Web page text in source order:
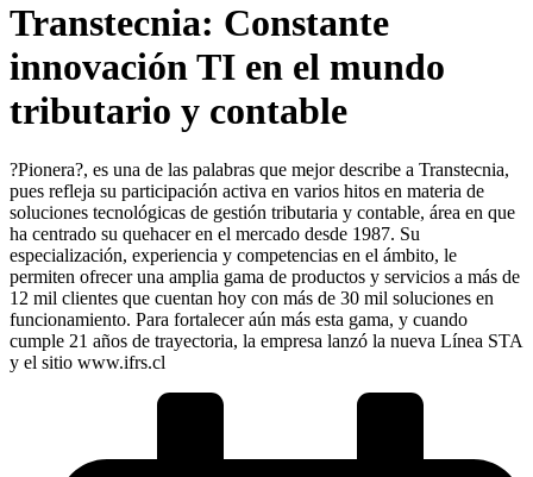
Transtecnia: Constante
innovación TI en el mundo
tributario y contable
?Pionera?, es una de las palabras que mejor describe a Transtecnia,
pues refleja su participación activa en varios hitos en materia de
soluciones tecnológicas de gestión tributaria y contable, área en que
ha centrado su quehacer en el mercado desde 1987. Su
especialización, experiencia y competencias en el ámbito, le
permiten ofrecer una amplia gama de productos y servicios a más de
12 mil clientes que cuentan hoy con más de 30 mil soluciones en
funcionamiento. Para fortalecer aún más esta gama, y cuando
cumple 21 años de trayectoria, la empresa lanzó la nueva Línea STA
y el sitio www.ifrs.cl